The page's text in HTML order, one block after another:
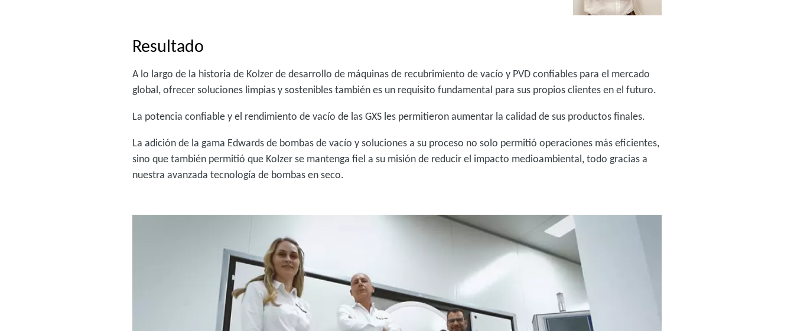
Resultado
A lo largo de la historia de Kolzer de desarrollo de máquinas de recubrimiento de vacío y PVD confiables para el mercado
global, ofrecer soluciones limpias y sostenibles también es un requisito fundamental para sus propios clientes en el futuro.
La potencia confiable y el rendimiento de vacío de las GXS les permitieron aumentar la calidad de sus productos finales.
La adición de la gama Edwards de bombas de vacío y soluciones a su proceso no solo permitió operaciones más eficientes,
sino que también permitió que Kolzer se mantenga fiel a su misión de reducir el impacto medioambiental, todo gracias a
nuestra avanzada tecnología de bombas en seco.